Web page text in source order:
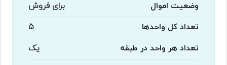
وضعیت اموال
برای فروش
تعداد کل واحدها
5
تعداد هر واحد در طبقه
یک